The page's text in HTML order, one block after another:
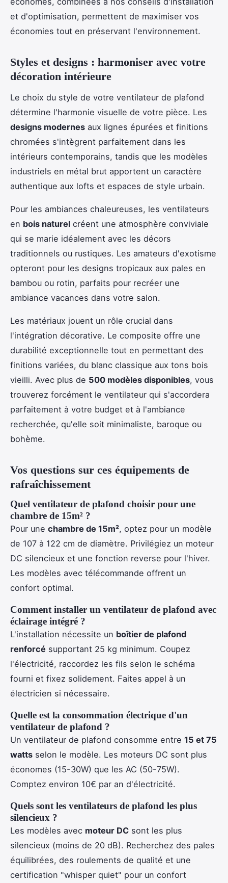
et d'optimisation, permettent de maximiser vos
économies tout en préservant l'environnement.
Styles et designs : harmoniser avec votre
décoration intérieure
Le choix du style de votre ventilateur de plafond
détermine l'harmonie visuelle de votre pièce. Les
designs modernes aux lignes épurées et finitions
chromées s'intègrent parfaitement dans les
intérieurs contemporains, tandis que les modèles
industriels en métal brut apportent un caractère
authentique aux lofts et espaces de style urbain.
Pour les ambiances chaleureuses, les ventilateurs
en bois naturel créent une atmosphère conviviale
qui se marie idéalement avec les décors
traditionnels ou rustiques. Les amateurs d'exotisme
opteront pour les designs tropicaux aux pales en
bambou ou rotin, parfaits pour recréer une
ambiance vacances dans votre salon.
Les matériaux jouent un rôle crucial dans
l'intégration décorative. Le composite offre une
durabilité exceptionnelle tout en permettant des
finitions variées, du blanc classique aux tons bois
vieilli. Avec plus de 500 modèles disponibles, vous
trouverez forcément le ventilateur qui s'accordera
parfaitement à votre budget et à l'ambiance
recherchée, qu'elle soit minimaliste, baroque ou
bohème.
Vos questions sur ces équipements de
rafraîchissement
Quel ventilateur de plafond choisir pour une
chambre de 15m² ?
Pour une chambre de 15m², optez pour un modèle
de 107 à 122 cm de diamètre. Privilégiez un moteur
DC silencieux et une fonction reverse pour l'hiver.
Les modèles avec télécommande offrent un
confort optimal.
Comment installer un ventilateur de plafond avec
éclairage intégré ?
L'installation nécessite un boîtier de plafond
renforcé supportant 25 kg minimum. Coupez
l'électricité, raccordez les fils selon le schéma
fourni et fixez solidement. Faites appel à un
électricien si nécessaire.
Quelle est la consommation électrique d'un
ventilateur de plafond ?
Un ventilateur de plafond consomme entre 15 et 75
watts selon le modèle. Les moteurs DC sont plus
économes (15-30W) que les AC (50-75W).
Comptez environ 10€ par an d'électricité.
Quels sont les ventilateurs de plafond les plus
silencieux ?
Les modèles avec moteur DC sont les plus
silencieux (moins de 20 dB). Recherchez des pales
équilibrées, des roulements de qualité et une
certification "whisper quiet" pour un confort